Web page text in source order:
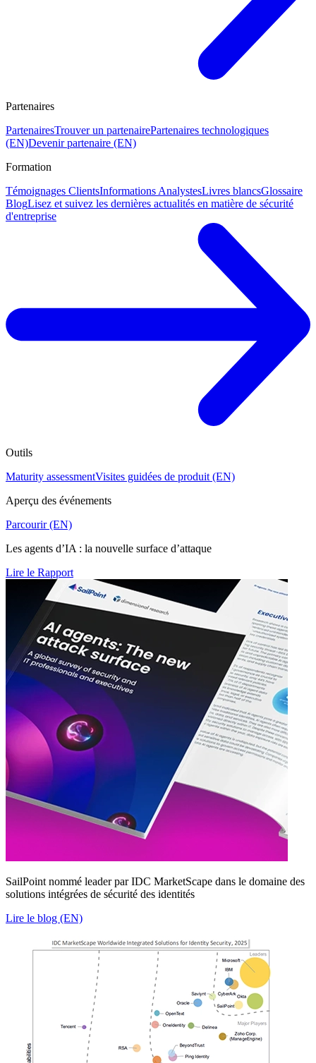
Partenaires
PartenairesTrouver un partenairePartenaires technologiques
(EN)Devenir partenaire (EN)
Formation
Témoignages ClientsInformations AnalystesLivres blancsGlossaire
BlogLisez et suivez les dernières actualités en matière de sécurité
d'entreprise
Outils
Maturity assessmentVisites guidées de produit (EN)
Aperçu des événements
Parcourir (EN)
Les agents d’IA : la nouvelle surface d’attaque
Lire le Rapport
SailPoint nommé leader par IDC MarketScape dans le domaine des
solutions intégrées de sécurité des identités
Lire le blog (EN)